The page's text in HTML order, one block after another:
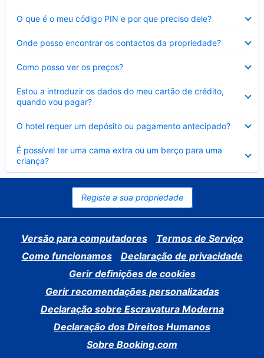
O que é o meu código PIN e por que preciso dele?
fechado
Onde posso encontrar os contactos da propriedade?
fechado
Como posso ver os preços?
fechado
Estou a introduzir os dados do meu cartão de crédito,
quando vou pagar?
fechado
O hotel requer um depósito ou pagamento antecipado?
fechado
É possível ter uma cama extra ou um berço para uma
criança?
Elemento
fechado
Registe a sua propriedade
Versão para computadores
Termos de Serviço
Como funcionamos
Declaração de privacidade
Gerir definições de cookies
Gerir recomendações personalizadas
Declaração sobre Escravatura Moderna
Declaração dos Direitos Humanos
Sobre Booking.com